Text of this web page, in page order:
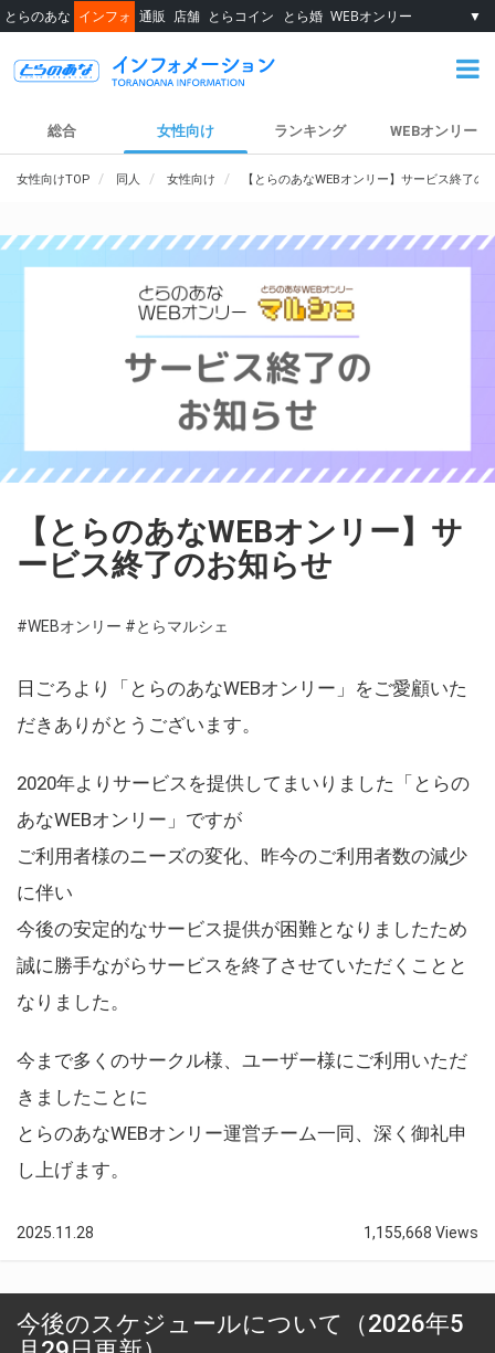
とらのあな インフォ 通販 店舗 とらコイン とら婚 WEBオンリー ▼
総合 女性向け ランキング WEBオンリー
女性向けTOP 同人 女性向け 【とらのあなWEBオンリー】サービス終了の
【とらのあなWEBオンリー】サ
ービス終了のお知らせ
#WEBオンリー #とらマルシェ
日ごろより「とらのあなWEBオンリー」をご愛顧いた
だきありがとうございます。
2020年よりサービスを提供してまいりました「とらの
あなWEBオンリー」ですが
ご利用者様のニーズの変化、昨今のご利用者数の減少
に伴い
今後の安定的なサービス提供が困難となりましたため
誠に勝手ながらサービスを終了させていただくことと
なりました。
今まで多くのサークル様、ユーザー様にご利用いただ
きましたことに
とらのあなWEBオンリー運営チーム一同、深く御礼申
し上げます。
2025.11.28 1,155,668 Views
今後のスケジュールについて（2026年5